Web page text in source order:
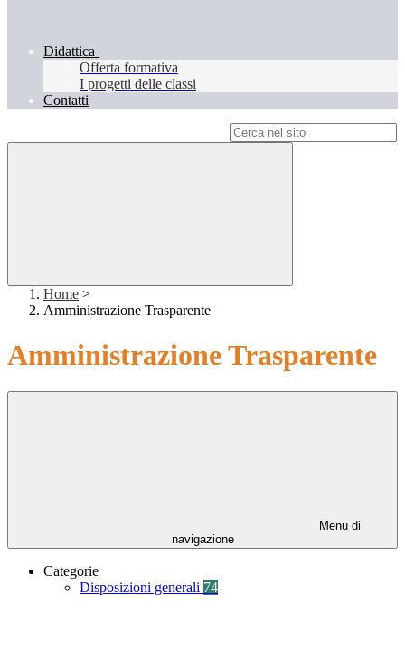
Didattica
Offerta formativa
I progetti delle classi
Contatti
Home >
Amministrazione Trasparente
Amministrazione Trasparente
Menu di
navigazione
Categorie
Disposizioni generali 74